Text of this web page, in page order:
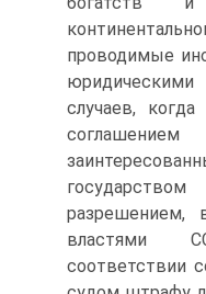
проводимые
случаев,
разрешением,
властями
соответствии